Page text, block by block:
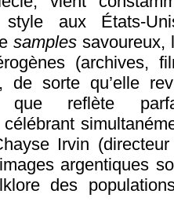
style aux États-
samples savoureux,
(archives,
de sorte qu’elle
que reflète
Irvin
argentiques
des